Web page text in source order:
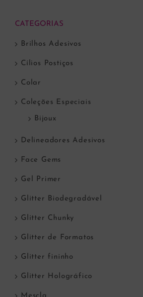
CATEGORIAS
Brilhos Adesivos
Cílios Postiços
Colar
Coleções Especiais
Bijoux
Delineadores Adesivos
Face Gems
Gel Primer
Glitter Biodegradável
Glitter Chunky
Glitter de Formatos
Glitter fininho
Glitter Holográfico